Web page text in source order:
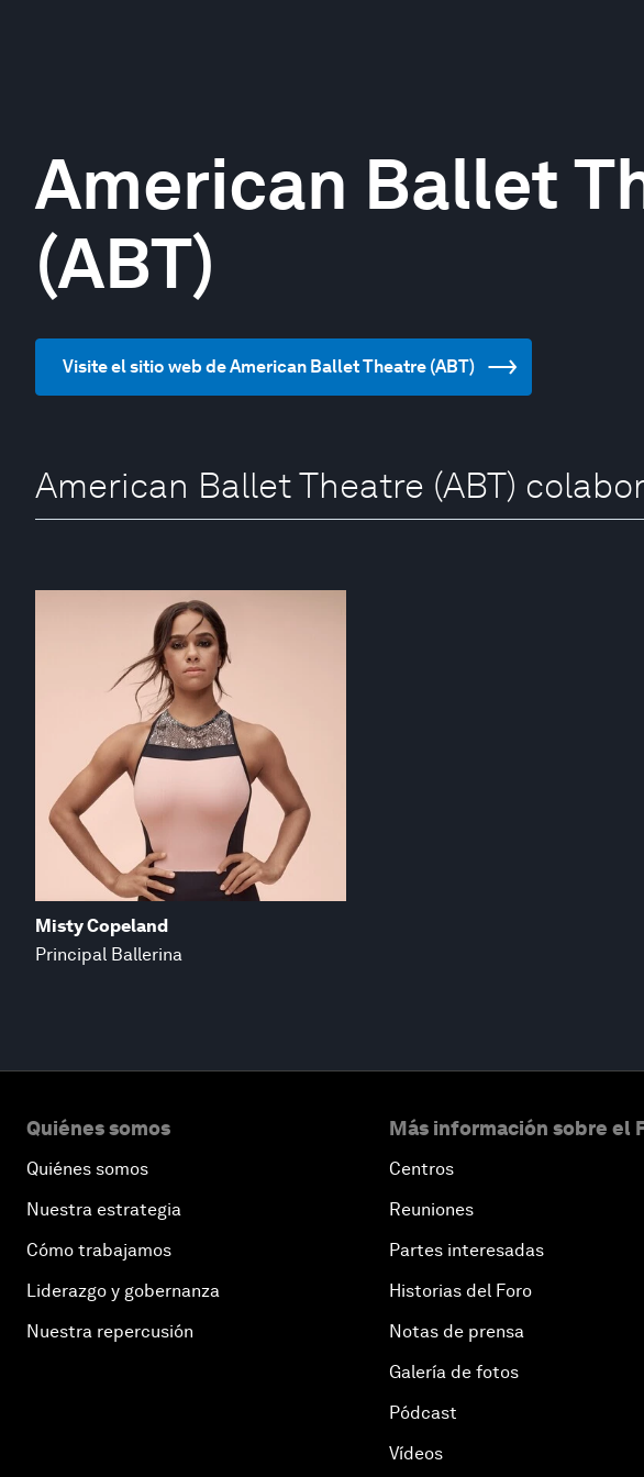
American Ballet
(ABT)
Visite el sitio web de American Ballet Theatre (ABT)
American Ballet Theatre (ABT)
Misty Copeland
Principal Ballerina
Quiénes somos
Quiénes somos
Nuestra estrategia
Cómo trabajamos
Liderazgo y gobernanza
Nuestra repercusión
Más información sobre el
Centros
Reuniones
Partes interesadas
Historias del Foro
Notas de prensa
Galería de fotos
Pódcast
Vídeos